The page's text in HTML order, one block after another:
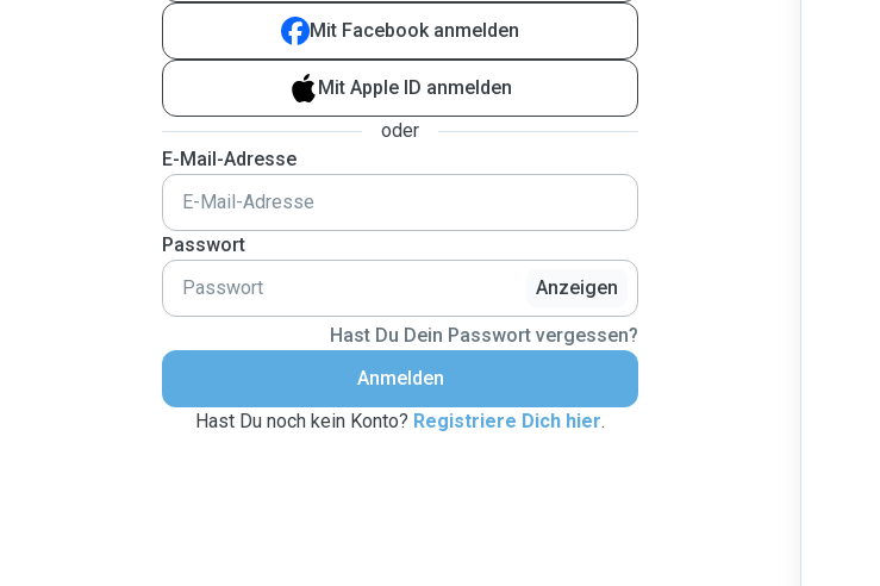
Mit Facebook anmelden
Mit Apple ID anmelden
oder
E-Mail-Adresse
Passwort
Anzeigen
Hast Du Dein Passwort vergessen?
Anmelden
Hast Du noch kein Konto? Registriere Dich hier.